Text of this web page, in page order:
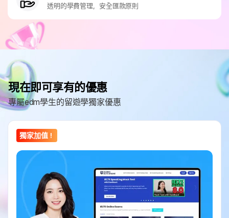
透明的學費管理，安全匯款原則
現在即可享有的優惠
專屬edm學生的留遊學獨家優惠
獨家加值！